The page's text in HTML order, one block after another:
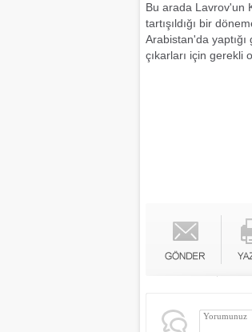
Bu arada Lavrov'un
tartışıldığı bir
Arabistan'da
çıkarları için gerekli